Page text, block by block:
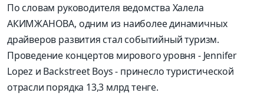
По словам руководителя ведомства Халела
АКИМЖАНОВА, одним из наиболее динамичных
драйверов развития стал событийный туризм.
Проведение концертов мирового уровня - Jennifer
Lopez и Backstreet Boys - принесло туристической
отрасли порядка 13,3 млрд тенге.